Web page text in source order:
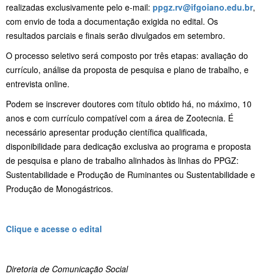
realizadas exclusivamente pelo e-mail: ppgz.rv@ifgoiano.edu.br,
com envio de toda a documentação exigida no edital. Os
resultados parciais e finais serão divulgados em setembro.
O processo seletivo será composto por três etapas: avaliação do
currículo, análise da proposta de pesquisa e plano de trabalho, e
entrevista online.
Podem se inscrever doutores com título obtido há, no máximo, 10
anos e com currículo compatível com a área de Zootecnia. É
necessário apresentar produção científica qualificada,
disponibilidade para dedicação exclusiva ao programa e proposta
de pesquisa e plano de trabalho alinhados às linhas do PPGZ:
Sustentabilidade e Produção de Ruminantes ou Sustentabilidade e
Produção de Monogástricos.
Clique e acesse o edital
Diretoria de Comunicação Social